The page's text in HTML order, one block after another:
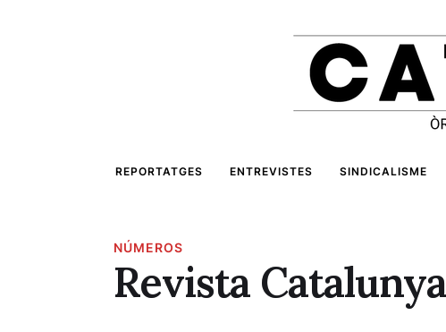
REPORTATGES ENTREVISTES SINDICALISME
NÚMEROS
Revista